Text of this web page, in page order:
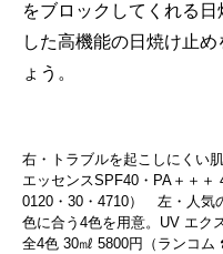
をブロックしてくれる
した高機能の日焼け止
ょう。
右・トラブルを起こしにくい
エッセンスSPF40・PA＋＋＋
0120・30・4710） 左・人気
色に合う4色を用意。UV エク
全4色 30㎖ 5800円（ランコム